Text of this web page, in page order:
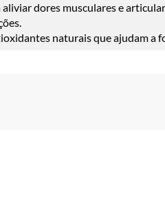
dores musculares e
naturais que ajudam